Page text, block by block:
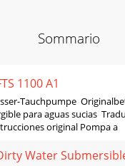
Sommario
1100 A1
Tauchpumpe
para aguas sucias
original Pompa a
Water